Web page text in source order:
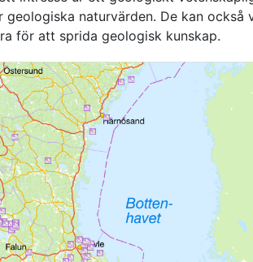
naturvärden. De kan också
för att sprida geologisk kunskap.